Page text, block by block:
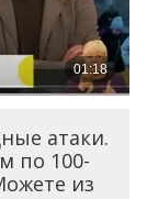
атаки.
по 100-
из